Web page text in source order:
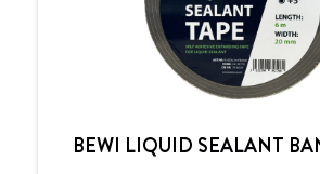
BEWI LIQUID SEALANT